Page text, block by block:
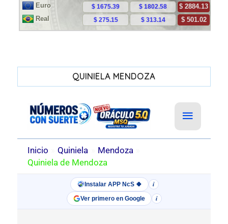
QUINIELA MENDOZA